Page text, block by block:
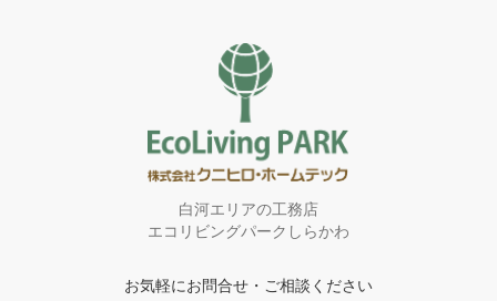
白河エリアの工務店
エコリビングパークしらかわ
お気軽にお問合せ・ご相談ください